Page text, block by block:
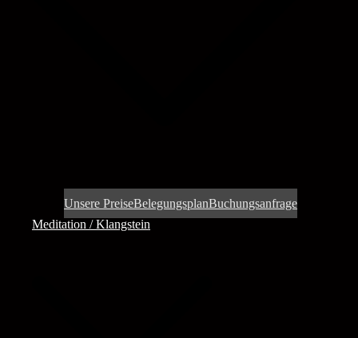
Unsere PreiseBelegungsplanBuchungsanfrage
Meditation / Klangstein